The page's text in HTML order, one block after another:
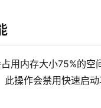
用内存大小75%的
操作会禁用快速启动